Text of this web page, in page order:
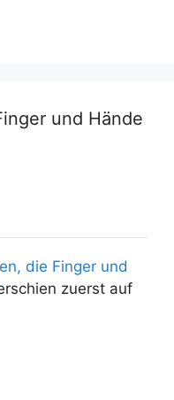
und Hände
die Finger und
zuerst auf